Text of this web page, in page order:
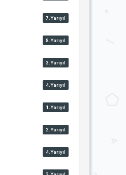
7.Yarıyıl
8.Yarıyıl
3.Yarıyıl
4.Yarıyıl
1.Yarıyıl
2.Yarıyıl
4.Yarıyıl